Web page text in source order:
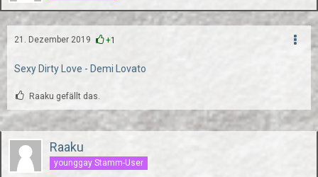
21. Dezember 2019 +1
Sexy Dirty Love - Demi Lovato
Raaku gefällt das.
Raaku
younggay Stamm-User